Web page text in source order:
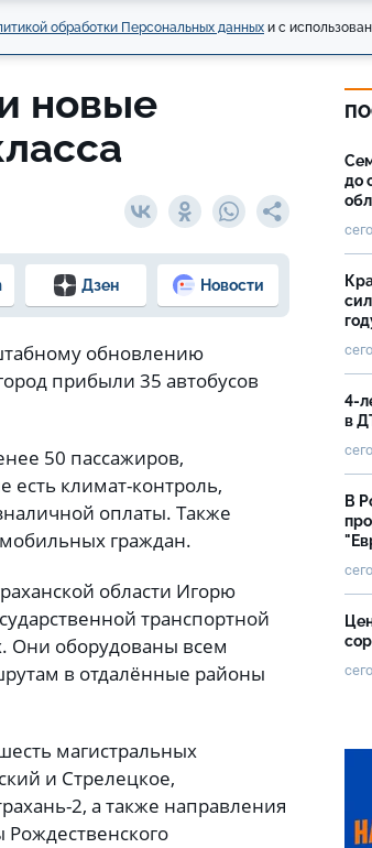
обработки Персональных данных и с
новые
Дзен Новости
обновлению
прибыли 35 автобусов
50 пассажиров,
есть климат-контроль,
оплаты. Также
граждан.
области Игорю
транспортной
Они оборудованы всем
в отдалённые районы
магистральных
и Стрелецкое,
2, а также направления
Рождественского
до
4-
в
В